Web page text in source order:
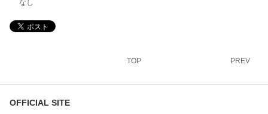
なし
TOP PREV
OFFICIAL SITE